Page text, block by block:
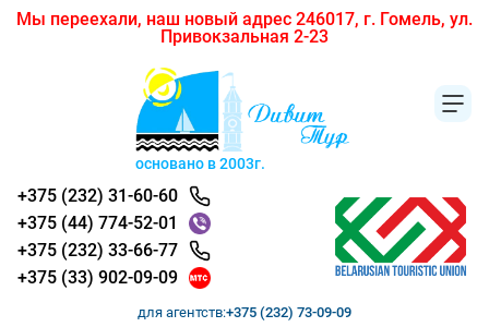
Мы переехали, наш новый адрес 246017, г. Гомель, ул.
Привокзальная 2-23
основано в 2003г.
+375 (232) 31-60-60
+375 (44) 774-52-01
+375 (232) 33-66-77
+375 (33) 902-09-09
для агентств:+375 (232) 73-09-09